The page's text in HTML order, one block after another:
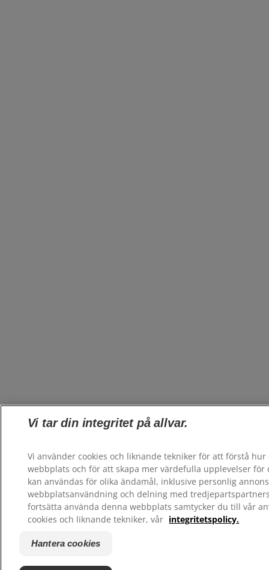
Vi tar din integritet på allvar.
Vi använder cookies och liknande tekniker för att förstå
webbplats och för att skapa mer värdefulla upplevelser för
kan användas för olika ändamål, inklusive personlig
webbplatsanvändning och delning med
fortsätta använda denna webbplats samtycker du till vår
cookies och liknande tekniker, vår integritetspolicy.
Hantera cookies